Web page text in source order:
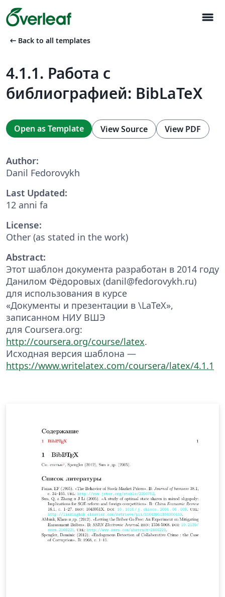
menu
arrow_left_alt Back to all templates
4.1.1. Работа с
библиографией: BibLaTeX
Open as Template View Source View PDF
Author:
Danil Fedorovykh
Last Updated:
12 anni fa
License:
Other (as stated in the work)
Abstract:
Этот шаблон документа разработан в 2014 году
Данилом Фёдоровых (danil@fedorovykh.ru)
для использования в курсе
«Документы и презентации в \LaTeX»,
записанном НИУ ВШЭ
для Coursera.org:
http://coursera.org/course/latex.
Исходная версия шаблона —
https://www.writelatex.com/coursera/latex/4.1.1